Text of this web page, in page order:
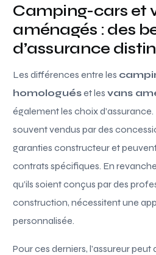
Camping-cars et
aménagés : des
d’assurance
Les différences entre les
homologuéset lesvans
également les choix
souvent vendus par des
garanties constructeur et
contrats spécifiques. En
qu’ils soient conçus par des
construction, nécessitent une
personnalisée.
Pour ces derniers, l’assureur